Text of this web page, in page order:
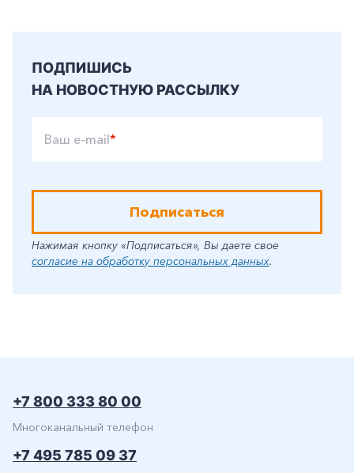
ПОДПИШИСЬ
НА НОВОСТНУЮ РАССЫЛКУ
Ваш e-mail*
Подписаться
Нажимая кнопку «Подписаться», Вы даете свое
согласие на обработку персональных данных.
+7 800 333 80 00
Многоканальный телефон
+7 495 785 09 37